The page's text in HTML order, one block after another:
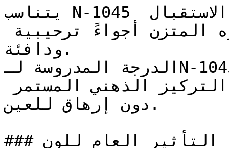
يتناسب N-1045 مع غرف المعيشة وصالات الاستقبال
ودافئة.
الدرجة المدروسة لـN-1045 تعمل بكفاءة في المكاتب
دون إرهاق للعين.
### ما هو التأثير العام للون N-1045 على ديكور